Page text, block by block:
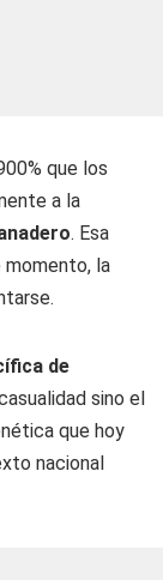
que los
a la
. Esa
momento, la
de
sino el
que hoy
nacional